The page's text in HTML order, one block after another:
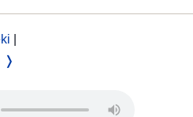
❭